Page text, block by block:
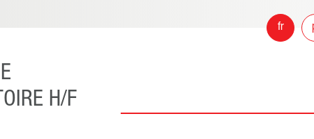
fr
H/F